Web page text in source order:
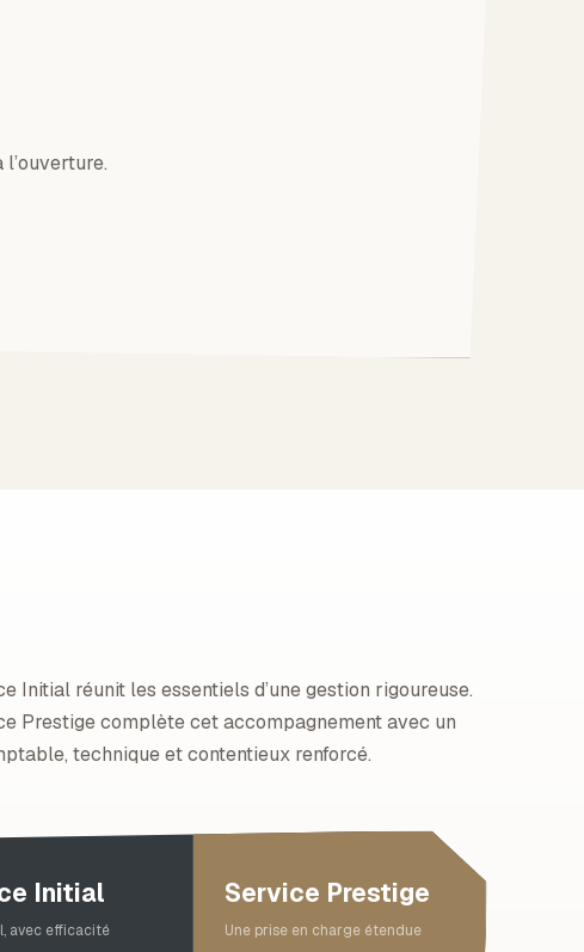
Initial réunit les essentiels d’une gestion rigoureuse.
Prestige complète cet accompagnement avec un
technique et contentieux renforcé.
Initial
avec efficacité
Service Prestige
Une prise en charge étendue